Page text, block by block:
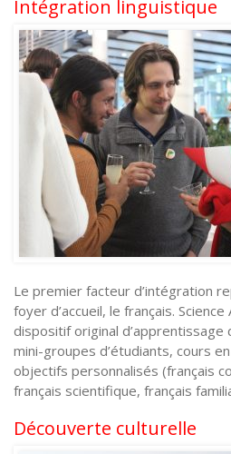
Intégration linguistique
Le premier facteur d’intégration
foyer d’accueil, le français.
dispositif original d’apprentissage
mini-groupes d’étudiants, cours
objectifs personnalisés (français
français scientifique, français
Découverte culturelle